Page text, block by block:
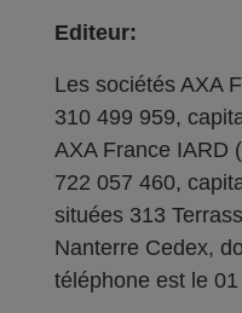
Editeur:
Les sociétés AXA
310 499 959,
AXA France IARD
722 057 460,
situées 313
Nanterre Cedex,
téléphone est le